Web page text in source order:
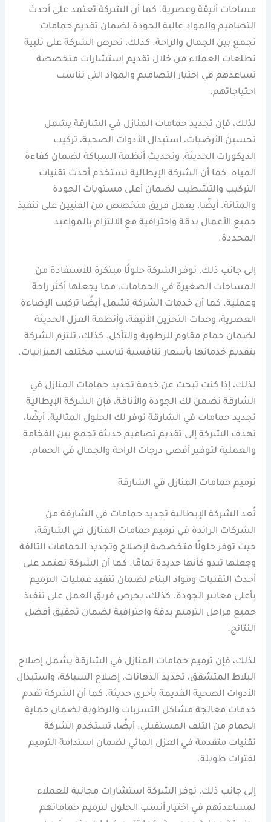
مساحات أنيقة وعصرية. كما أن الشركة تعتمد على أحدث
التصاميم والمواد عالية الجودة لضمان تقديم حمامات
تجمع بين الجمال والراحة. كذلك، تحرص الشركة على تلبية
تطلعات العملاء من خلال تقديم استشارات متخصصة
تساعدهم في اختيار التصاميم والمواد التي تناسب
احتياجاتهم.
لذلك، فإن تجديد حمامات المنازل في الشارقة يشمل
تحسين الأرضيات، استبدال الأدوات الصحية، تركيب
الديكورات الحديثة، وتحديث أنظمة السباكة لضمان كفاءة
المياه. كما أن الشركة الإيطالية تستخدم أحدث تقنيات
التركيب والتشطيب لضمان أعلى مستويات الجودة
والمتانة. أيضًا، يعمل فريق متخصص من الفنيين على تنفيذ
جميع الأعمال بدقة واحترافية مع الالتزام بالمواعيد
المحددة.
إلى جانب ذلك، توفر الشركة حلولًا مبتكرة للاستفادة من
المساحات الصغيرة في الحمامات، مما يجعلها أكثر راحة
وعملية. كما أن خدمات الشركة تشمل أيضًا تركيب الإضاءة
العصرية، وحدات التخزين الأنيقة، وأنظمة العزل الحديثة
لضمان حمام مقاوم للرطوبة والتآكل. كذلك، تلتزم الشركة
بتقديم خدماتها بأسعار تنافسية تناسب مختلف الميزانيات.
لذلك، إذا كنت تبحث عن خدمة تجديد حمامات المنازل في
الشارقة تضمن لك الجودة والأناقة، فإن الشركة الإيطالية
تجديد حمامات في الشارقة توفر لك الحلول المثالية. أيضًا،
تهدف الشركة إلى تقديم تصاميم حديثة تجمع بين الفخامة
والعملية لتوفير أقصى درجات الراحة والجمال في الحمام.
ترميم حمامات المنازل في الشارقة
تُعد الشركة الإيطالية تجديد حمامات في الشارقة من
الشركات الرائدة في ترميم حمامات المنازل في الشارقة،
حيث توفر حلولًا متخصصة لإصلاح وتجديد الحمامات التالفة
وجعلها تبدو كأنها جديدة تمامًا. كما أن الشركة تعتمد على
أحدث التقنيات ومواد البناء لضمان تنفيذ عمليات الترميم
بأعلى معايير الجودة. كذلك، يحرص فريق العمل على تنفيذ
جميع مراحل الترميم بدقة واحترافية لضمان تحقيق أفضل
النتائج.
لذلك، فإن ترميم حمامات المنازل في الشارقة يشمل إصلاح
البلاط المتشقق، تجديد الدهانات، إصلاح السباكة، واستبدال
الأدوات الصحية القديمة بأخرى حديثة. كما أن الشركة تقدم
خدمات معالجة مشاكل التسربات والرطوبة لضمان حماية
الحمام من التلف المستقبلي. أيضًا، تستخدم الشركة
تقنيات متقدمة في العزل المائي لضمان استدامة الترميم
لفترات طويلة.
إلى جانب ذلك، توفر الشركة استشارات مجانية للعملاء
لمساعدتهم في اختيار أنسب الحلول لترميم حماماتهم